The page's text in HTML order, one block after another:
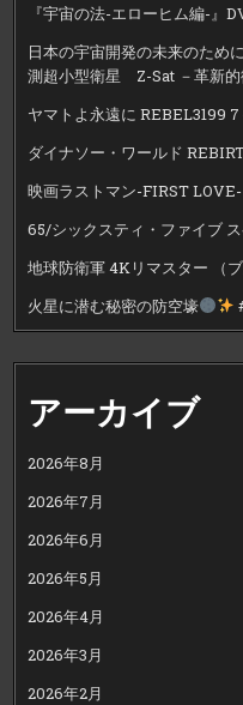
『宇宙の法-エローヒム編-』
日本の宇宙開発の未来のため
測超小型衛星 Z-Sat －革新
ヤマトよ永遠に REBEL3199
ダイナソー・ワールド
映画ラストマン-FIRST LOVE-
65/シックスティ・ファイブ
地球防衛軍 4Kリマスター （
火星に潜む秘密の防空壕
アーカイブ
2026年8月
2026年7月
2026年6月
2026年5月
2026年4月
2026年3月
2026年2月